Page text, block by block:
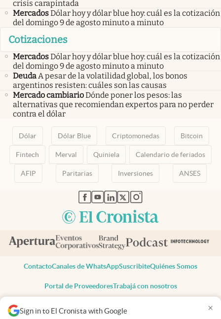
Sign in to El Cronista with Google ×
crisis carapintada
MercadosDólar hoy y dólar blue hoy: cuál es la cotización
del domingo 9 de agosto minuto a minuto
Cotizaciones
MercadosDólar hoy y dólar blue hoy: cuál es la cotización
del domingo 9 de agosto minuto a minuto
DeudaA pesar de la volatilidad global, los bonos
argentinos resisten: cuáles son las causas
Mercado cambiarioDónde poner los pesos: las
alternativas que recomiendan expertos para no perder
contra el dólar
Dólar Dólar Blue Criptomonedas Bitcoin
Fintech Merval Quiniela Calendario de feriados
AFIP Paritarias Inversiones ANSES
abre en nueva pestaña
abre en nueva pestaña
abre en nueva pestaña
abre en nueva pestaña
abre en nueva pestaña
ContactoCanales de WhatsAppSuscribiteQuiénes Somos
Portal de ProveedoresTrabajá con nosotros
Todos los derechos reservados